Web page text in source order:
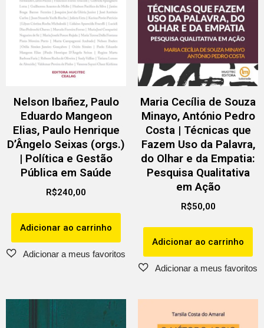
Nelson Ibañez, Paulo
Eduardo Mangeon
Elias, Paulo Henrique
D’Ângelo Seixas (orgs.)
| Política e Gestão
Pública em Saúde
R$240,00
Adicionar ao carrinho
Maria Cecília de Souza
Minayo, António Pedro
Costa | Técnicas que
Fazem Uso da Palavra,
do Olhar e da Empatia:
Pesquisa Qualitativa
em Ação
R$50,00
Adicionar ao carrinho